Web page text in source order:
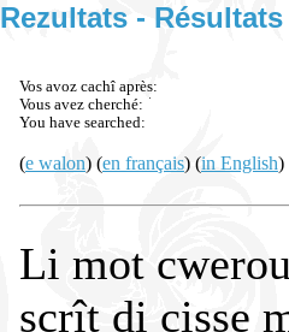
Rezultats -
Vos avoz cachî après:
Vous avez cherché:
You have searched:
(e walon) (en français) (in English)
Li mot
scrît di cisse